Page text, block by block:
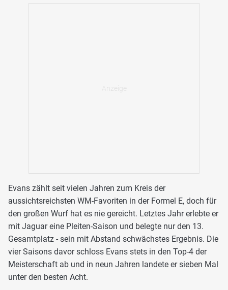
Evans zählt seit vielen Jahren zum Kreis der
aussichtsreichsten WM-Favoriten in der Formel E, doch für
den großen Wurf hat es nie gereicht. Letztes Jahr erlebte er
mit Jaguar eine Pleiten-Saison und belegte nur den 13.
Gesamtplatz - sein mit Abstand schwächstes Ergebnis. Die
vier Saisons davor schloss Evans stets in den Top-4 der
Meisterschaft ab und in neun Jahren landete er sieben Mal
unter den besten Acht.